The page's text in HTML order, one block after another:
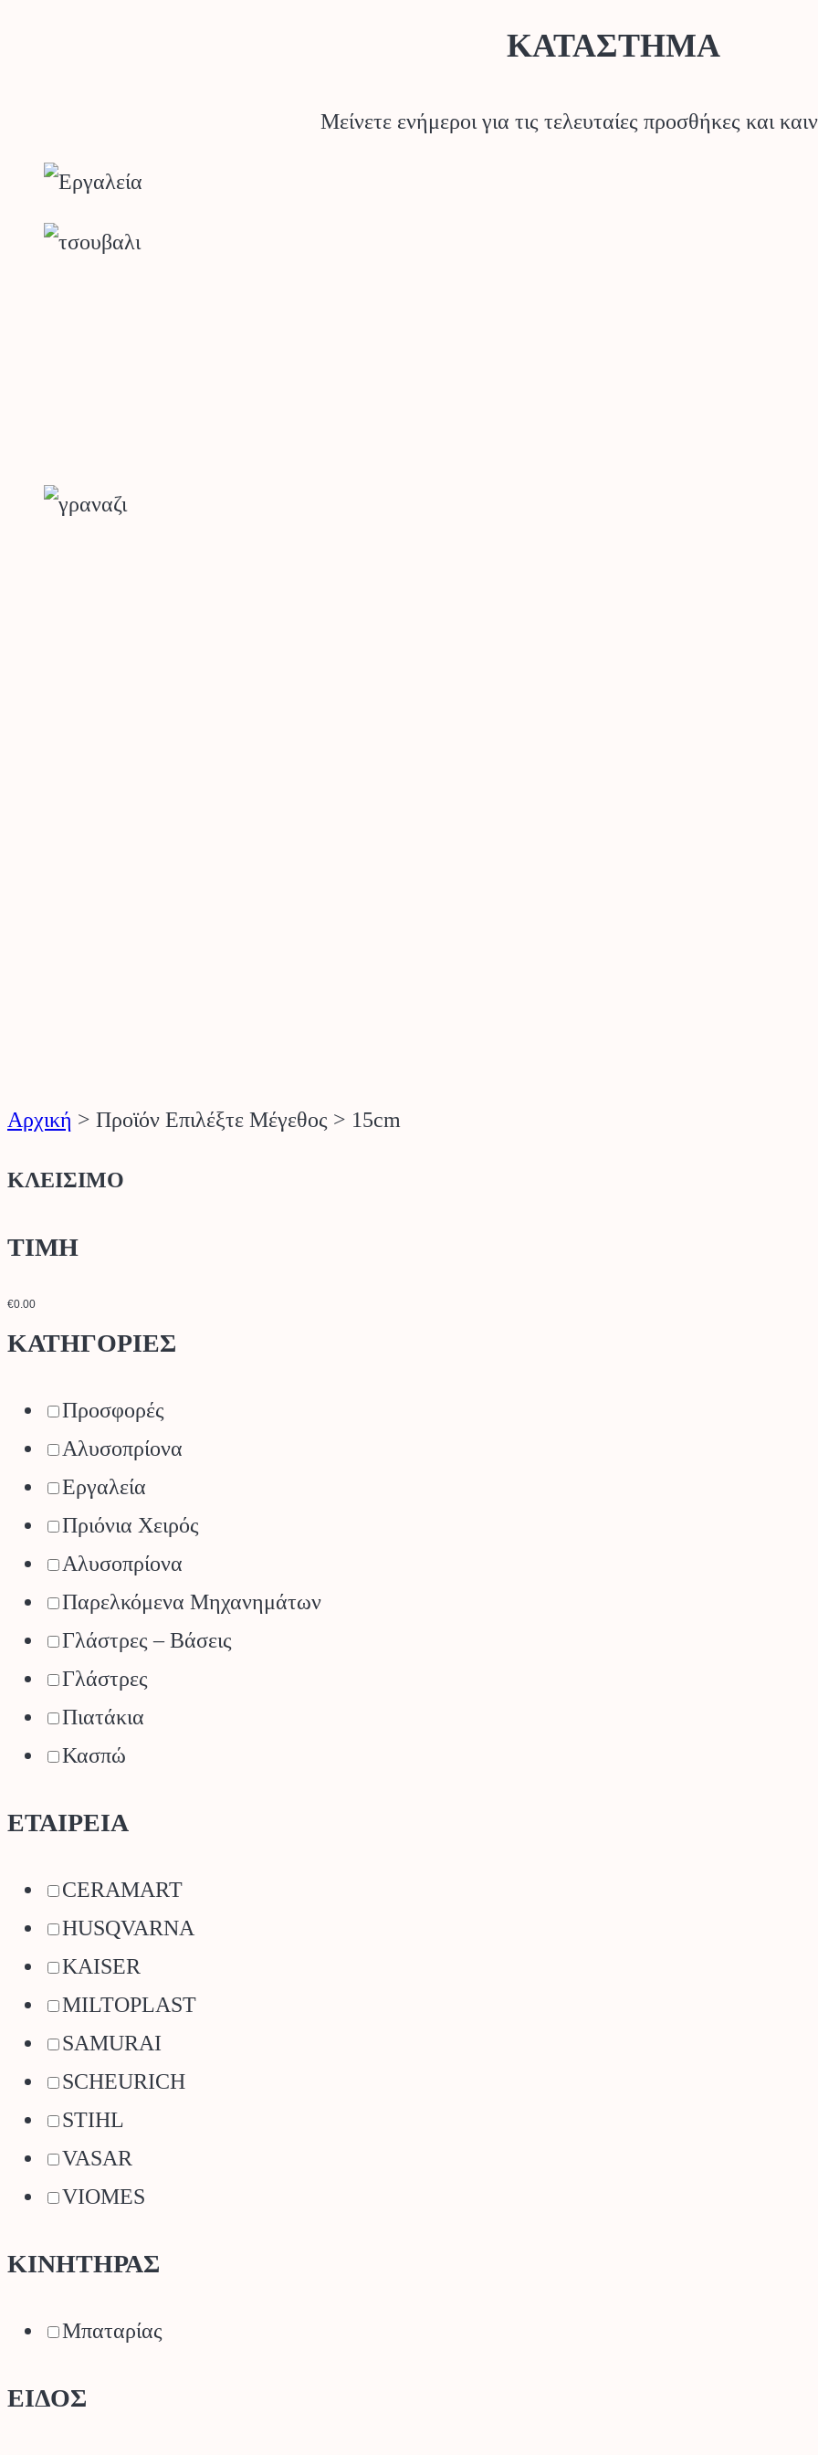
ΚΑΤΑΣΤΗΜΑ
Μείνετε ενήμεροι για τις τελευταίες προσθήκες και
Αρχική > Προϊόν Επιλέξτε Μέγεθος > 15cm
ΚΛΕΙΣΙΜΟ
ΤΙΜΗ
€0.00
ΚΑΤΗΓΟΡΙΕΣ
Προσφορές
Αλυσοπρίονα
Εργαλεία
Πριόνια Χειρός
Αλυσοπρίονα
Παρελκόμενα Μηχανημάτων
Γλάστρες – Βάσεις
Γλάστρες
Πιατάκια
Κασπώ
ΕΤΑΙΡΕΙΑ
CERAMART
HUSQVARNA
KAISER
MILTOPLAST
SAMURAI
SCHEURICH
STIHL
VASAR
VIOMES
ΚΙΝΗΤΗΡΑΣ
Μπαταρίας
ΕΙΔΟΣ